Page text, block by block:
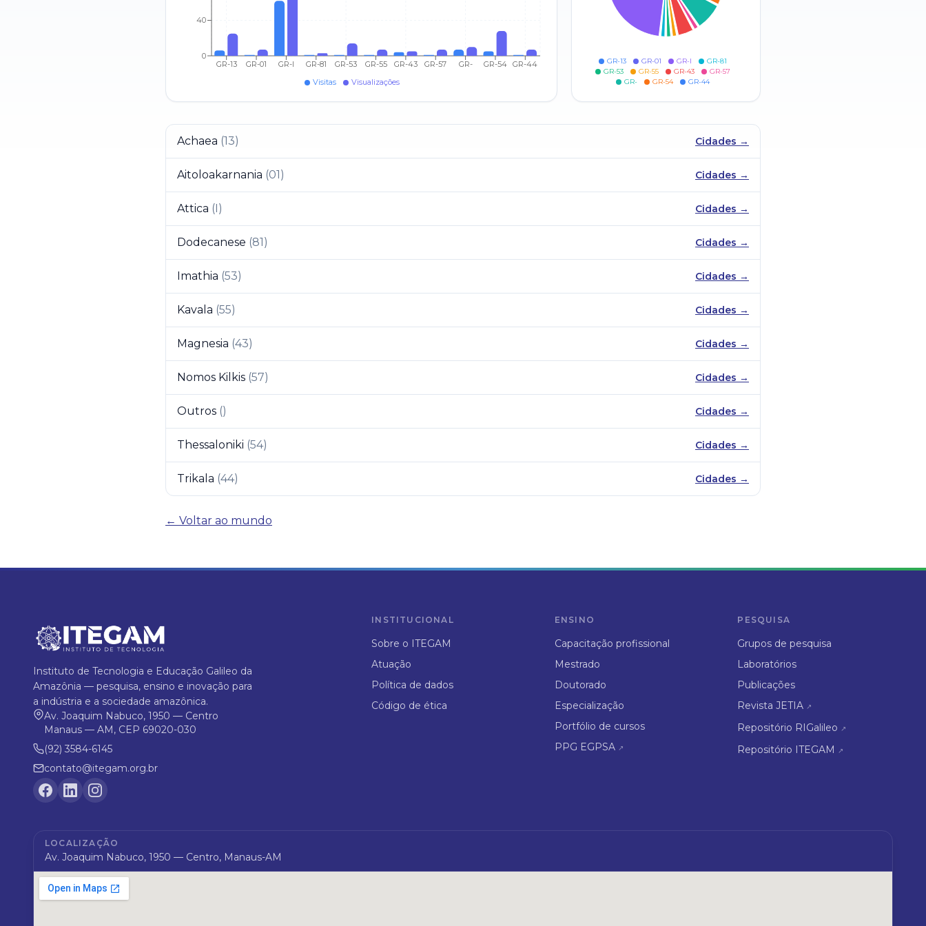
GR-13 GR-01 GR-I GR-81 GR-53 GR-55 GR-43 GR-57 GR- GR-54 GR-44
0
40
Visitas Visualizações
GR-13 GR-01 GR-I
GR-81
GR-53
GR-55 GR-43
GR-57
GR-
GR-54 GR-44
Achaea (13) Cidades →
Aitoloakarnania (01) Cidades →
Attica (I) Cidades →
Dodecanese (81) Cidades →
Imathia (53) Cidades →
Kavala (55) Cidades →
Magnesia (43) Cidades →
Nomos Kilkis (57) Cidades →
Outros () Cidades →
Thessaloniki (54) Cidades →
Trikala (44) Cidades →
← Voltar ao mundo
Instituto de Tecnologia e Educação Galileo da
Amazônia — pesquisa, ensino e inovação para
a indústria e a sociedade amazônica.
Av. Joaquim Nabuco, 1950 — Centro
Manaus — AM, CEP 69020-030
(92) 3584-6145
contato@itegam.org.br
INSTITUCIONAL
Sobre o ITEGAM
Atuação
Política de dados
Código de ética
ENSINO
Capacitação profissional
Mestrado
Doutorado
Especialização
Portfólio de cursos
PPG EGPSA ↗
PESQUISA
Grupos de pesquisa
Laboratórios
Publicações
Revista JETIA ↗
Repositório RIGalileo ↗
Repositório ITEGAM ↗
LOCALIZAÇÃO
Av. Joaquim Nabuco, 1950 — Centro, Manaus-AM